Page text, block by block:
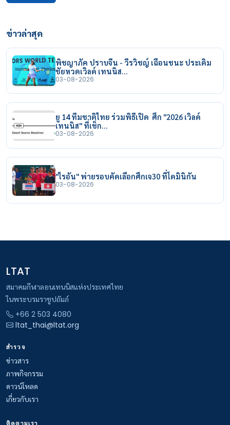
ข่าวล่าสุด
พิชญาภัค ปราบจีน - วีรวิชญ์ เฉือนชนะ ประเดิม
ชัยหวดเวิลด์ เทนนิส…
03-08-2026
ยู 14 ทีมชาติไทย ร่วมพิธีเปิด ศึก "2026 เวิลด์
เทนนิส" ที่เช็ก…
03-08-2026
"ไรอัน" พ่ายรอบคัดเลือกศึกเจ30 ที่โดมินิกัน
03-08-2026
LTAT
สมาคมกีฬาลอนเทนนิสแห่งประเทศไทย
ในพระบรมราชูปถัมภ์
+66 2 503 4080
ltat_thai@ltat.org
สำรวจ
ข่าวสาร
ภาพกิจกรรม
ดาวน์โหลด
เกี่ยวกับเรา